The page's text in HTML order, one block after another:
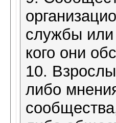
службы или
кого они
10.
либо